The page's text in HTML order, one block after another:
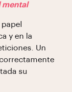
mental
y en la
Un
su